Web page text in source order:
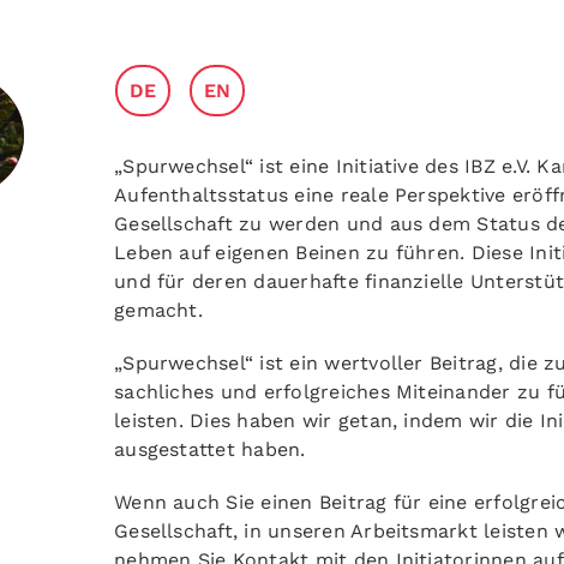
DE EN
„Spurwechsel“ ist eine Initiative des IBZ e.V.
Aufenthaltsstatus eine reale Perspektive
Gesellschaft zu werden und aus dem Status
Leben auf eigenen Beinen zu führen. Diese
und für deren dauerhafte finanzielle
gemacht.
„Spurwechsel“ ist ein wertvoller Beitrag, die
sachliches und erfolgreiches Miteinander zu
leisten. Dies haben wir getan, indem wir die
ausgestattet haben.
Wenn auch Sie einen Beitrag für eine
Gesellschaft, in unseren Arbeitsmarkt leisten